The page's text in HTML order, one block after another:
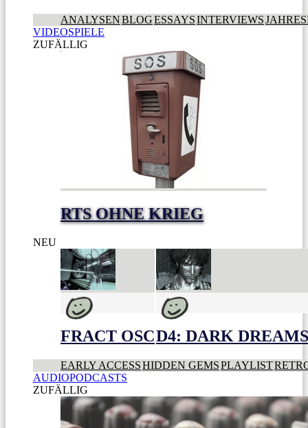
ANALYSENBLOGESSAYSINTERVIEWS
VIDEOSPIELE
ZUFÄLLIG
RTS OHNE KRIEG
NEU
FRACT OSCD4: DARK
EARLY ACCESSHIDDEN GEMSPLAYLIST
AUDIOPODCASTS
ZUFÄLLIG